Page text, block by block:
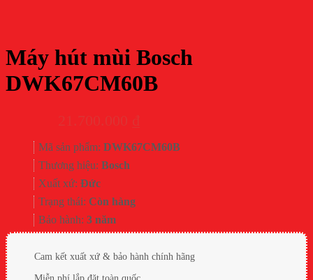
Máy hút mùi Bosch
DWK67CM60B
Mã sản phẩm: DWK67CM60B
Thương hiệu: Bosch
Xuất xứ: Đức
Trạng thái: Còn hàng
Bảo hành: 3 năm
Cam kết xuất xứ & bảo hành chính hãng